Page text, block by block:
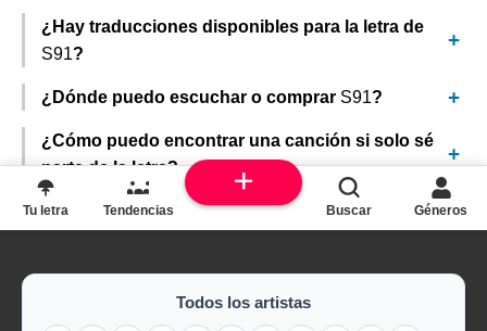
¿Hay traducciones disponibles para la letra de
S91?
¿Dónde puedo escuchar o comprar S91?
¿Cómo puedo encontrar una canción si solo sé
parte de la letra?
Todos los artistas
Tu letra Tendencias Buscar Géneros